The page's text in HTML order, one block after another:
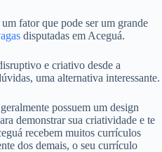
fator que pode ser um grande
disputadas em Aceguá.
e criativo desde a
uma alternativa interessante.
possuem um design
demonstrar sua criatividade e te
recebem muitos currículos
dos demais, o seu currículo